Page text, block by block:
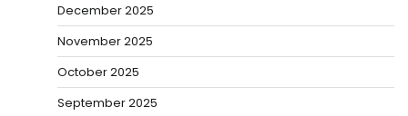
December 2025
November 2025
October 2025
September 2025